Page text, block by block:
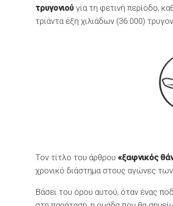
τρυγονιού για τη φετινή περίοδο,
τριάντα έξη χιλιάδων (36.000)
Τον τίτλο του άρθρου «ξαφνικός
χρονικό διάστημα στους αγώνες
Βάσει του όρου αυτού, όταν ένας